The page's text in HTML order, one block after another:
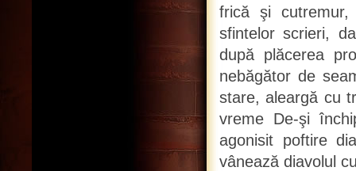
frică şi
sfintelor scrieri,
după plăcerea
nebăgător de
stare, aleargă cu
vreme De-şi
agonisit poftire
vânează diavolul